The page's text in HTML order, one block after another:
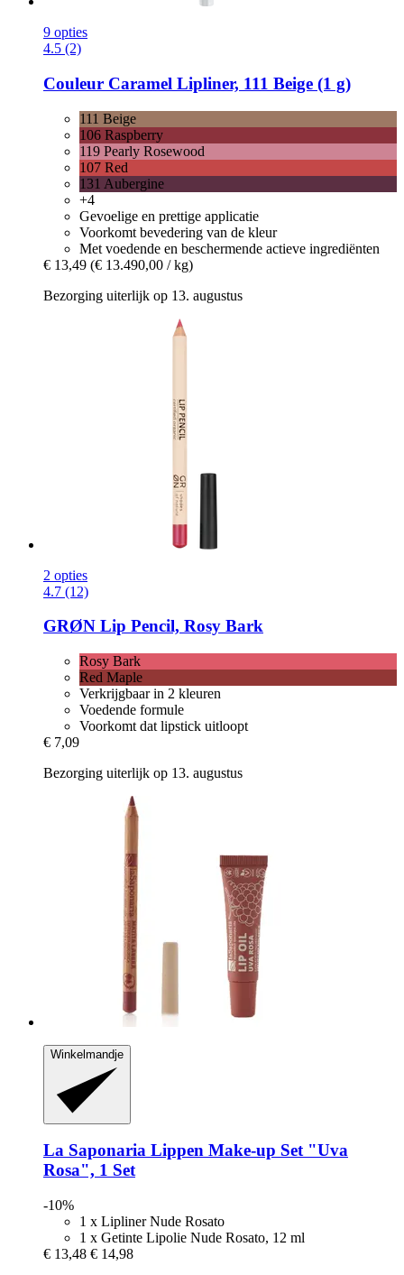
9 opties
4.5 (2)
Couleur Caramel Lipliner, 111 Beige (1 g)
111 Beige
106 Raspberry
119 Pearly Rosewood
107 Red
131 Aubergine
+4
Gevoelige en prettige applicatie
Voorkomt bevedering van de kleur
Met voedende en beschermende actieve ingrediënten
€ 13,49 (€ 13.490,00 / kg)
Bezorging uiterlijk op 13. augustus
2 opties
4.7 (12)
GRØN Lip Pencil, Rosy Bark
Rosy Bark
Red Maple
Verkrijgbaar in 2 kleuren
Voedende formule
Voorkomt dat lipstick uitloopt
€ 7,09
Bezorging uiterlijk op 13. augustus
Winkelmandje
La Saponaria Lippen Make-​up Set "Uva
Rosa", 1 Set
-10%
1 x Lipliner Nude Rosato
1 x Getinte Lipolie Nude Rosato, 12 ml
€ 13,48 € 14,98